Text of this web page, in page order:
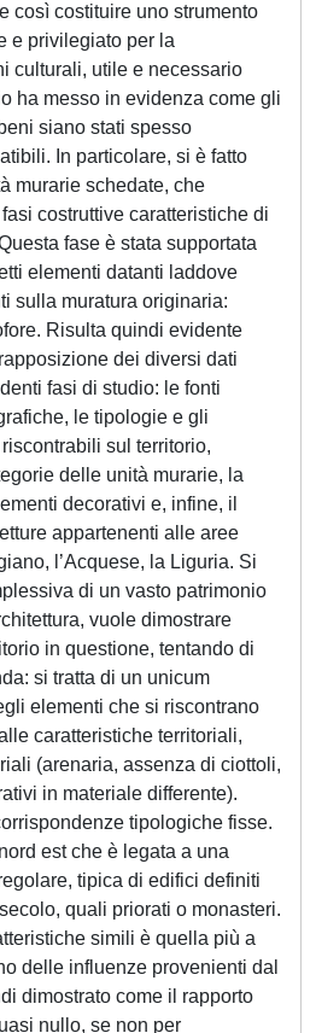
così costituire uno strumento
e privilegiato per la
culturali, utile e necessario
ha messo in evidenza come gli
siano stati spesso
In particolare, si è fatto
murarie schedate, che
costruttive caratteristiche di
fase è stata supportata
elementi datanti laddove
sulla muratura originaria:
Risulta quindi evidente
dei diversi dati
fasi di studio: le fonti
le tipologie e gli
sul territorio,
delle unità murarie, la
decorativi e, infine, il
appartenenti alle aree
l’Acquese, la Liguria. Si
di un vasto patrimonio
vuole dimostrare
in questione, tentando di
si tratta di un unicum
elementi che si riscontrano
caratteristiche territoriali,
(arenaria, assenza di ciottoli,
in materiale differente).
tipologiche fisse.
est che è legata a una
tipica di edifici definiti
quali priorati o monasteri.
simili è quella più a
delle influenze provenienti dal
dimostrato come il rapporto
nullo, se non per